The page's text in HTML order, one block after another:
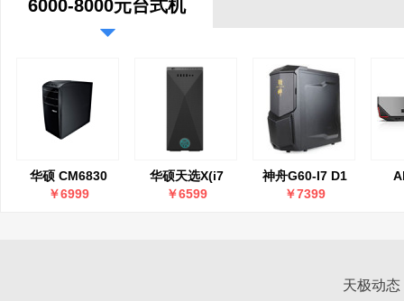
6000-8000元台式机
华硕 CM6830
￥6999
华硕天选X(i7
￥6599
神舟G60-I7 D1
￥7399
天极动态